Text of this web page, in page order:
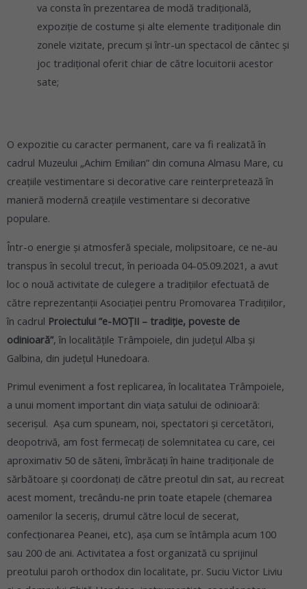
va consta în prezentarea de modă tradițională,
expoziție de costume și alte elemente tradiționale din
zonele vizitate, precum și într-un spectacol de cântec și
joc tradițional oferit chiar de către locuitorii acestor
sate;
O expozitie cu caracter permanent, care va fi realizată în
cadrul Muzeului „Achim Emilian” din comuna Almasu Mare, cu
creațiile vestimentare si decorative care reinterpretează în
manieră modernă creațiile vestimentare si decorative
populare.
Într-o energie și atmosferă speciale, molipsitoare, ce ne-au
transpus în secolul trecut, în perioada 04-05.09.2021, a avut
loc o nouă activitate de culegere a tradițiilor efectuată de
către reprezentanții Asociației pentru Promovarea Tradițiilor,
în cadrul Proiectului ”e-MOȚII – tradiție, poveste de
odinioară”, în localitățile Trâmpoiele, din județul Alba și
Galbina, din județul Hunedoara.
Primul eveniment a fost replicarea, în localitatea Trâmpoiele,
a unui moment important din viața satului de odinioară:
secerișul. Așa cum spuneam, noi, spectatori și cercetători,
deopotrivă, am fost fermecați de solemnitatea cu care, cei
aproximativ 50 de săteni, îmbrăcați în haine tradiționale de
sărbătoare și coordonați de către preotul din sat, au recreat
acest moment, trecându-ne prin toate etapele (chemarea
oamenilor la seceriș, drumul către locul de secerat,
confecționarea Peanei, etc), așa cum se întâmpla acum 100
sau 200 de ani. Activitatea a fost organizată cu sprijinul
preotului paroh orthodox din localitate, pr. Suciu Victor Liviu